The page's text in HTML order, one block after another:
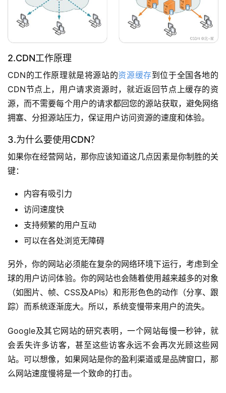
2.CDN工作原理
CDN的工作原理就是将源站的资源缓存到位于全国各地的
CDN节点上，用户请求资源时，就近返回节点上缓存的资
源，而不需要每个用户的请求都回您的源站获取，避免网络
拥塞、分担源站压力，保证用户访问资源的速度和体验。
3.为什么要使用CDN？
如果你在经营网站，那你应该知道这几点因素是你制胜的关
键：
内容有吸引力
访问速度快
支持频繁的用户互动
可以在各处浏览无障碍
另外，你的网站必须能在复杂的网络环境下运行，考虑到全
球的用户访问体验。你的网站也会随着使用越来越多的对象
（如图片、帧、CSS及APIs）和形形色色的动作（分享、跟
踪）而系统逐渐庞大。所以，系统变慢带来用户的流失。
Google及其它网站的研究表明，一个网站每慢一秒钟，就
会丢失许多访客，甚至这些访客永远不会再次光顾这些网
站。可以想像，如果网站是你的盈利渠道或是品牌窗口，那
么网站速度慢将是一个致命的打击。